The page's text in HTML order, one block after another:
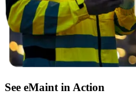
Integrationen
Rechenzentrum
See eMaint in Action